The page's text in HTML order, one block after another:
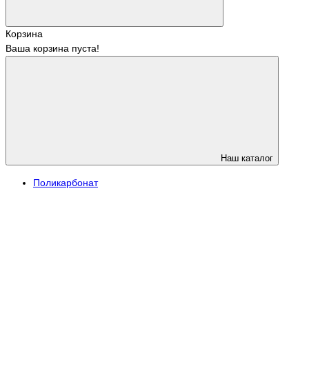
Корзина
Ваша корзина пуста!
Наш каталог
Поликарбонат